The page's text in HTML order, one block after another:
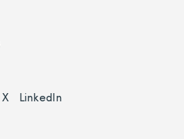
X LinkedIn